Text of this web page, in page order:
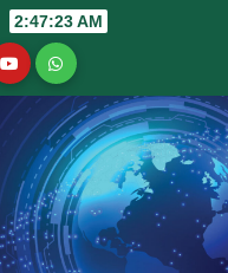
2:47:23 AM